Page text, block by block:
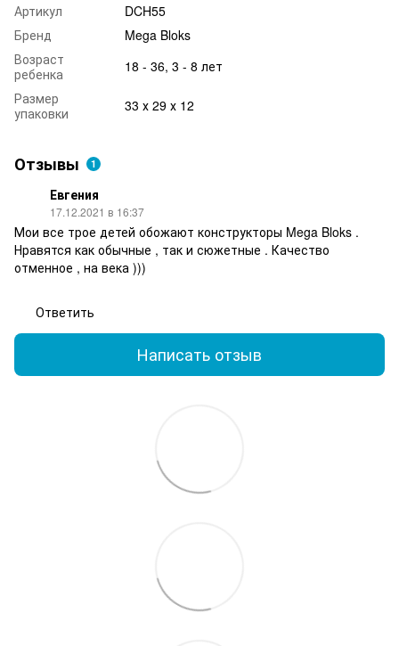
Артикул
DCH55
Бренд
Mega Bloks
Возраст
ребенка
18 - 36, 3 - 8 лет
Размер
упаковки
33 х 29 х 12
Отзывы 1
Евгения
17.12.2021 в 16:37
Мои все трое детей обожают конструкторы Mega Bloks .
Нравятся как обычные , так и сюжетные . Качество
отменное , на века )))
Ответить
Написать отзыв